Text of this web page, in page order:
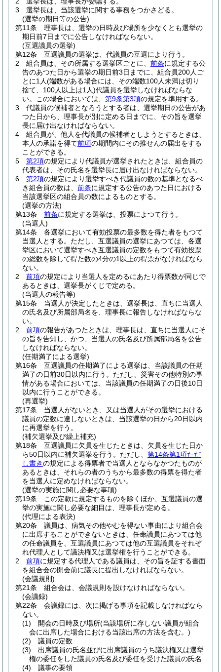
3
選挙長は、当該選挙に関する事務をつかさどる。
(選挙の期日等の公告)
第11条
理事長は、選挙の日時及び場所を少なくとも選挙の
期日前7日までに公告しなければならない。
(互選議員の選挙)
第12条
互選議員の選挙は、代議員の互選により行う。
2
組合員は、その所属する選挙区ごとに、 前条に規定する公
告のあつた日から選挙の期日前3日までに、組合員200人ご
とに1人(端数がある場合には、その端数100人未満は切り
捨て、100人以上は1人)代議員を選挙しなければならな
い。
この場合においては、 第9条第3項の規定を準用する。
3
代議員の候補者となろうとする者は、選挙期日の公告があ
つた日から、理事長が別に定める日までに、その旨を選挙
長に届け出なければならない。
4
組合員が、他人を代議員の候補者としようとするときは、
本人の承諾を得て前項の期間内にその推せんの届出をする
ことができる。
5
第2項の規定により代議員が選挙されたときは、組合員の
代表者は、その氏名を選挙長に届け出なければならない。
6
第2項の規定により選挙すべき代議員の数の基準となるべ
き組合員の数は、 前条に規定する公告のあつた日における
当該選挙区の組合員の数によるものとする。
(選挙の方法)
第13条
前条に規定する選挙は、投票によつて行う。
(当選人)
第14条
各選挙において有効投票の最多数を得た者をもつて
当選人とする。 ただし、互選議員の選挙にあつては、各選
挙区において選挙すべき互選議員の定数をもつて有効投票
の総数を除して得た数の4分の1以上の得票がなければなら
ない。
2
前項の規定により当選人を定めるにあたり得票数が同じで
あるときは、選挙長がくじで定める。
(当選人の報告等)
第15条
当選人が決定したときは、選挙長は、直ちに当選人
の氏名及び所属部局名を、理事長に報告しなければならな
い。
2
前項の報告があつたときは、理事長は、直ちに当選人にそ
の旨を告知し、かつ、当選人の氏名及び所属部局名を公告
しなければならない。
(任期満了による選挙)
第16条
互選議員の任期満了による選挙は、当該議員の任期
満了の日前30日以内に行う。 ただし、災害その他特別の事
情がある場合においては、当該議員の任期満了の日後10日
以内に行うことができる。
(再選挙)
第17条
当選人がないとき、又は当選人がその選挙における
議員の定数に達しないときは、当該選挙の日から20日以内
に再選挙を行う。
(補欠選挙及び繰上補充)
第18条
互選議員に欠員を生じたときは、欠員を生じた日か
ら50日以内に補欠選挙を行う。 ただし、 第14条第1項ただ
し書きの規定による得票者で当選人とならなかつたものが
あるときは、それらの者のうちから最多数の得票を得た者
を当選人に定めなければならない。
(選挙の実施に関し必要な事項)
第19条
この定款に規定するものを除くほか、互選議員の選
挙の実施に関し必要な細目は、理事長が定める。
(代理による表決)
第20条
議員は、病気その他やむを得ない事由により組合会
に出席することができないときは、任命議員にあつては他
の任命議員を、互選議員にあつては他の互選議員をそれぞ
れ代理人として議決権又は選挙権を行うことができる。
2
前項に規定する代理人である議員は、その旨を証する書面
を組合会の開会前に議長に提出しなければならない。
(会議規則)
第21条
組合会は、会議規則を設けなければならない。
(会議録)
第22条
会議録には、次に掲げる事項を記載しなければなら
ない。
(1)
開会の日時及び場所(当該場所に存しない議員が組合
会に出席した場合における当該出席の方法を含む。)
(2)
議員の定数
(3)
出席議員の氏名並びに出席議員のうち議決権又は選挙
権の委任をした議員の氏名及び委任を受けた議員の氏名
(4)
議事の要領